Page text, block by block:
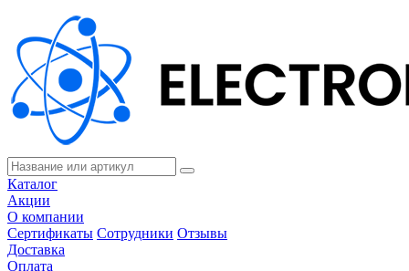
Каталог
Акции
О компании
Сертификаты Сотрудники Отзывы
Доставка
Оплата